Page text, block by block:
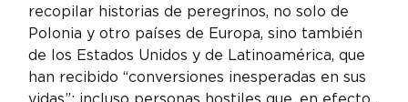
recopilar historias de peregrinos, no solo de
Polonia y otro países de Europa, sino también
de los Estados Unidos y de Latinoamérica, que
han recibido “conversiones inesperadas en sus
vidas”; incluso personas hostiles que, en efecto,